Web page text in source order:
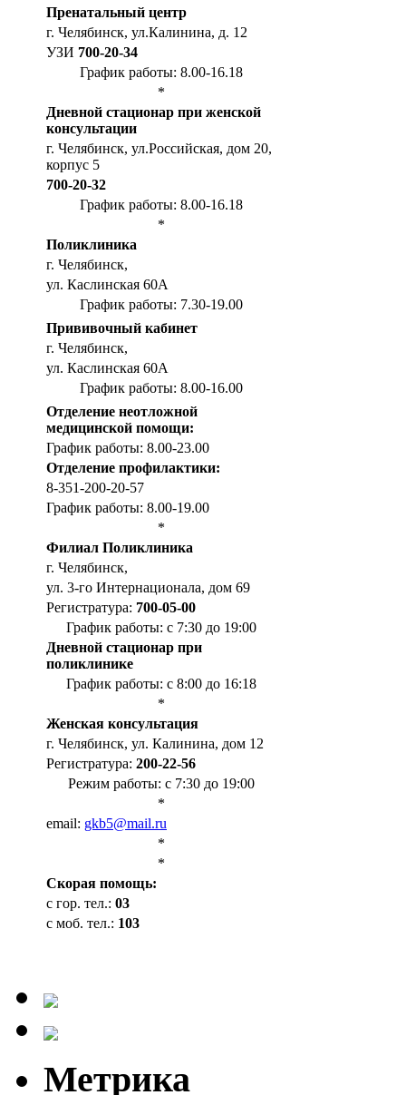
Пренатальный центр
г. Челябинск, ул.Калинина, д. 12
УЗИ 700-20-34
График работы: 8.00-16.18
*
Дневной стационар при женской
консультации
г. Челябинск, ул.Российская, дом 20,
корпус 5
700-20-32
График работы: 8.00-16.18
*
Поликлиника
г. Челябинск,
ул. Каслинская 60А
График работы: 7.30-19.00
Прививочный кабинет
г. Челябинск,
ул. Каслинская 60А
График работы: 8.00-16.00
Отделение неотложной
медицинской помощи:
График работы: 8.00-23.00
Отделение профилактики:
8-351-200-20-57
График работы: 8.00-19.00
*
Филиал Поликлиника
г. Челябинск,
ул. 3-го Интернационала, дом 69
Регистратура: 700-05-00
График работы: с 7:30 до 19:00
Дневной стационар при
поликлинике
График работы: с 8:00 до 16:18
*
Женская консультация
г. Челябинск, ул. Калинина, дом 12
Регистратура: 200-22-56
Режим работы: с 7:30 до 19:00
*
email: gkb5@mail.ru
*
*
Cкорая помощь:
с гор. тел.: 03
с моб. тел.: 103
Метрика